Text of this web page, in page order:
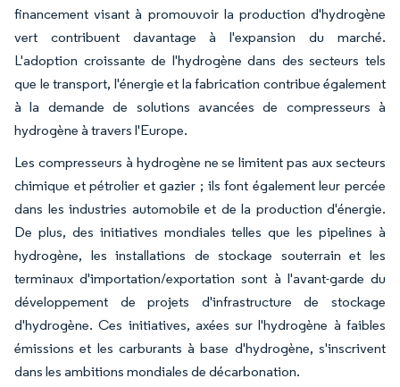
financement visant à promouvoir la production d'hydrogène
vert contribuent davantage à l'expansion du marché.
L'adoption croissante de l'hydrogène dans des secteurs tels
que le transport, l'énergie et la fabrication contribue également
à la demande de solutions avancées de compresseurs à
hydrogène à travers l'Europe.
Les compresseurs à hydrogène ne se limitent pas aux secteurs
chimique et pétrolier et gazier ; ils font également leur percée
dans les industries automobile et de la production d'énergie.
De plus, des initiatives mondiales telles que les pipelines à
hydrogène, les installations de stockage souterrain et les
terminaux d'importation/exportation sont à l'avant-garde du
développement de projets d'infrastructure de stockage
d'hydrogène. Ces initiatives, axées sur l'hydrogène à faibles
émissions et les carburants à base d'hydrogène, s'inscrivent
dans les ambitions mondiales de décarbonation.